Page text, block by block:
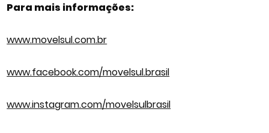
Para mais informações:
www.movelsul.com.br
www.facebook.com/movelsul.brasil
www.instagram.com/movelsulbrasil